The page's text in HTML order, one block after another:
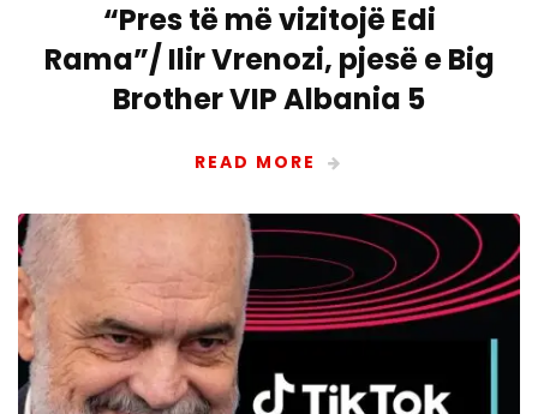
“Pres të më vizitojë Edi
Rama”/ Ilir Vrenozi, pjesë e Big
Brother VIP Albania 5
READ MORE